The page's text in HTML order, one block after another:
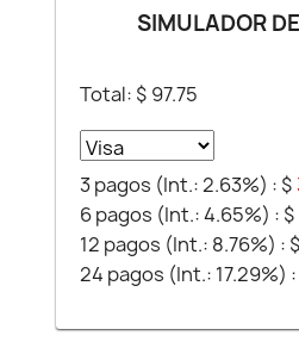
SIMULADOR
Total: $ 97.75
3 pagos (Int.: 2.63%) : $
6 pagos (Int.: 4.65%) : $
12 pagos (Int.: 8.76%) : $
24 pagos (Int.: 17.29%) :